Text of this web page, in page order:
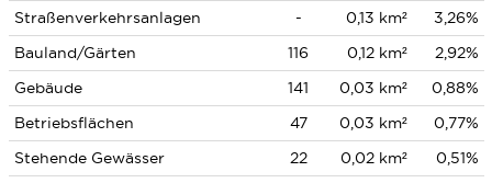
Straßenverkehrsanlagen - 0,13 km²
3,26%
Bauland/Gärten
116 0,12 km²
2,92%
Gebäude
141 0,03 km²
0,88%
Betriebsflächen
47 0,03 km²
0,77%
Stehende Gewässer
22 0,02 km²
0,51%